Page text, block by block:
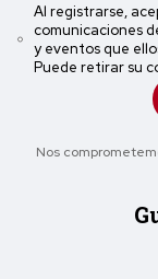
Al registrarse,
comunicaciones
y eventos que
Puede retirar su
Nos